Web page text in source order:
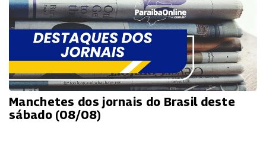
Manchetes dos jornais do Brasil deste
sábado (08/08)